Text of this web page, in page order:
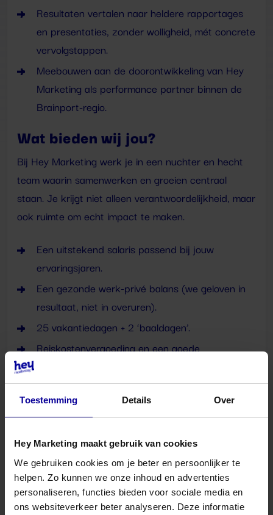
Toestemming Details Over
Hey Marketing maakt gebruik van cookies
We gebruiken cookies om je beter en persoonlijker te
helpen. Zo kunnen we onze inhoud en advertenties
personaliseren, functies bieden voor sociale media en
ons websiteverkeer beter analyseren. Deze informatie
Resultaten vertalen naar heldere rapportages
en presentaties, zonder wolligheid, mét concrete
vervolgstappen.
Meebouwen aan de doorontwikkeling van Hey
Marketing als performance partner binnen de
Brainport-regio.
Wat bieden wij jou?
Bij Hey Marketing werk je in een nuchter en hecht
team waarin samenwerken en groeien centraal
staan. Je krijgt niet alleen verantwoordelijkheid, maar
ook ruimte om echt impact te maken.
Een uitstekend salaris passend bij jouw
ervaringsjaren.
Een gezonde werk-privé balans (we geloven in
resultaat, niet in overuren).
25 vakantiedagen + 2 ‘baaldagen’.
Reiskostenvergoeding en een goede
Opleidingsbudget voor verdieping in strategie,
data, tooling of leiderschap.
Brainport-regio.
Vrijdagmiddagborrels en ieder kwartaal een
teamuitje (gezellig, maar zeker niet verplicht).
En natuurlijk: een team van gedreven